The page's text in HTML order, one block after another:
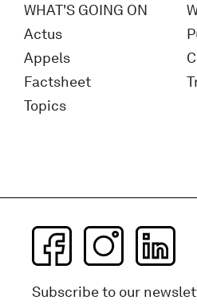
WHAT'S GOING ON
Actus
Appels
Factsheet
Topics
Subscribe to our